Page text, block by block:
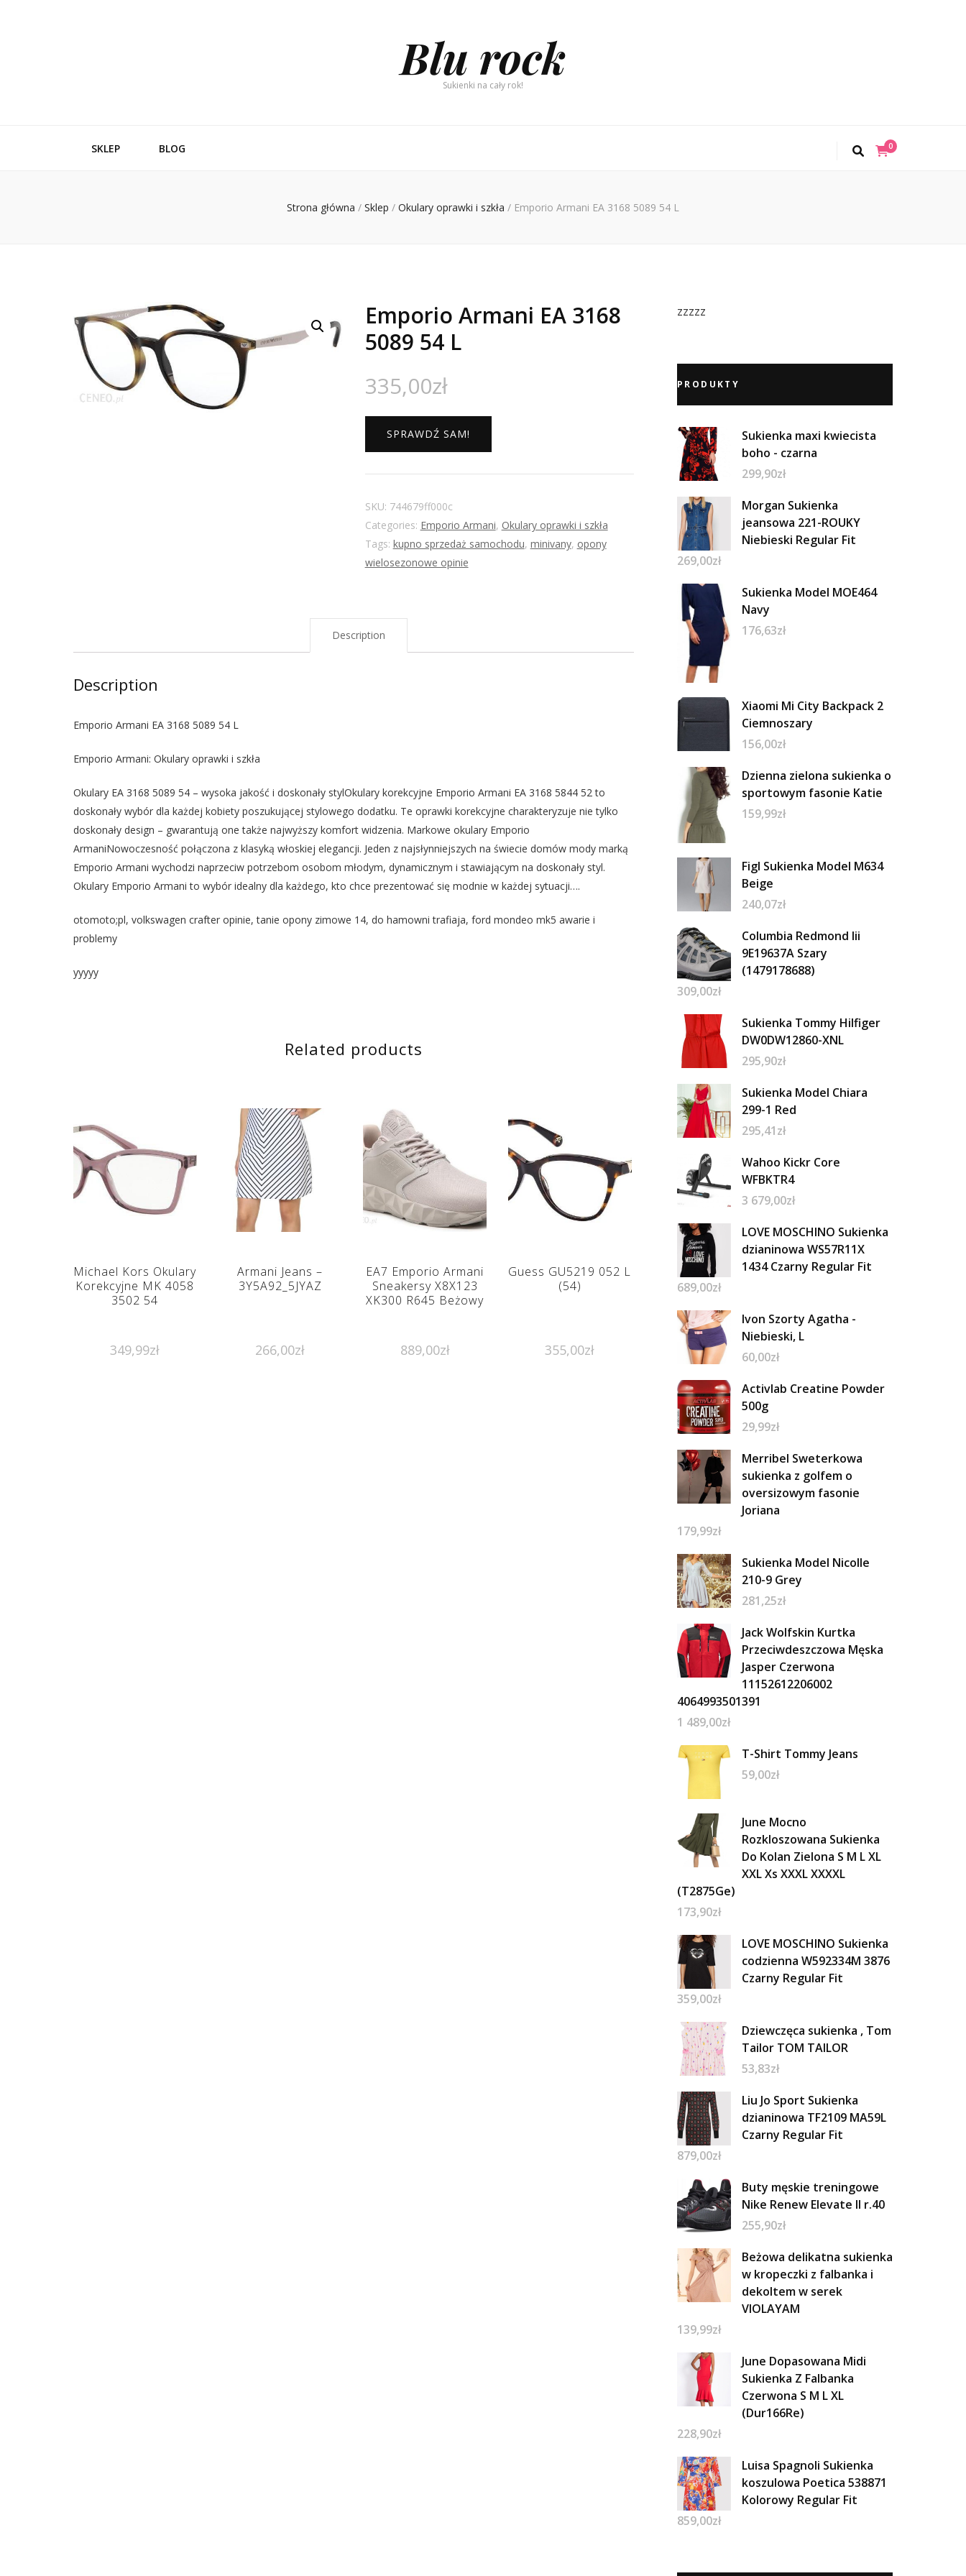
Blu rock
Sukienki na cały rok!
SKLEP BLOG 0
Strona główna / Sklep / Okulary oprawki i szkła / Emporio Armani EA 3168 5089 54 L
Emporio Armani EA 3168
5089 54 L
335,00zł
SPRAWDŹ SAM!
SKU: 744679ff000c
Categories: Emporio Armani, Okulary oprawki i szkła
Tags: kupno sprzedaż samochodu, minivany, opony
wielosezonowe opinie
Description
Description
Emporio Armani EA 3168 5089 54 L
Emporio Armani: Okulary oprawki i szkła
Okulary EA 3168 5089 54 – wysoka jakość i doskonały stylOkulary korekcyjne Emporio Armani EA 3168 5844 52 to
doskonały wybór dla każdej kobiety poszukującej stylowego dodatku. Te oprawki korekcyjne charakteryzuje nie tylko
doskonały design – gwarantują one także najwyższy komfort widzenia. Markowe okulary Emporio
ArmaniNowoczesność połączona z klasyką włoskiej elegancji. Jeden z najsłynniejszych na świecie domów mody marką
Emporio Armani wychodzi naprzeciw potrzebom osobom młodym, dynamicznym i stawiającym na doskonały styl.
Okulary Emporio Armani to wybór idealny dla każdego, kto chce prezentować się modnie w każdej sytuacji….
otomoto;pl, volkswagen crafter opinie, tanie opony zimowe 14, do hamowni trafiaja, ford mondeo mk5 awarie i
problemy
yyyyy
Related products
Michael Kors Okulary
Korekcyjne MK 4058
3502 54
349,99zł
Armani Jeans –
3Y5A92_5JYAZ
266,00zł
EA7 Emporio Armani
Sneakersy X8X123
XK300 R645 Beżowy
889,00zł
Guess GU5219 052 L
(54)
355,00zł
zzzzz
PRODUKTY
Sukienka maxi kwiecista
boho - czarna
299,90zł
Morgan Sukienka
jeansowa 221-ROUKY
Niebieski Regular Fit
269,00zł
Sukienka Model MOE464
Navy
176,63zł
Xiaomi Mi City Backpack 2
Ciemnoszary
156,00zł
Dzienna zielona sukienka o
sportowym fasonie Katie
159,99zł
Figl Sukienka Model M634
Beige
240,07zł
Columbia Redmond Iii
9E19637A Szary
(1479178688)
309,00zł
Sukienka Tommy Hilfiger
DW0DW12860-XNL
295,90zł
Sukienka Model Chiara
299-1 Red
295,41zł
Wahoo Kickr Core
WFBKTR4
3 679,00zł
LOVE MOSCHINO Sukienka
dzianinowa WS57R11X
1434 Czarny Regular Fit
689,00zł
Ivon Szorty Agatha -
Niebieski, L
60,00zł
Activlab Creatine Powder
500g
29,99zł
Merribel Sweterkowa
sukienka z golfem o
oversizowym fasonie
Joriana
179,99zł
Sukienka Model Nicolle
210-9 Grey
281,25zł
Jack Wolfskin Kurtka
Przeciwdeszczowa Męska
Jasper Czerwona
11152612206002
4064993501391
1 489,00zł
T-Shirt Tommy Jeans
59,00zł
June Mocno
Rozkloszowana Sukienka
Do Kolan Zielona S M L XL
XXL Xs XXXL XXXXL
(T2875Ge)
173,90zł
LOVE MOSCHINO Sukienka
codzienna W592334M 3876
Czarny Regular Fit
359,00zł
Dziewczęca sukienka , Tom
Tailor TOM TAILOR
53,83zł
Liu Jo Sport Sukienka
dzianinowa TF2109 MA59L
Czarny Regular Fit
879,00zł
Buty męskie treningowe
Nike Renew Elevate II r.40
255,90zł
Beżowa delikatna sukienka
w kropeczki z falbanka i
dekoltem w serek
VIOLAYAM
139,99zł
June Dopasowana Midi
Sukienka Z Falbanka
Czerwona S M L XL
(Dur166Re)
228,90zł
Luisa Spagnoli Sukienka
koszulowa Poetica 538871
Kolorowy Regular Fit
859,00zł